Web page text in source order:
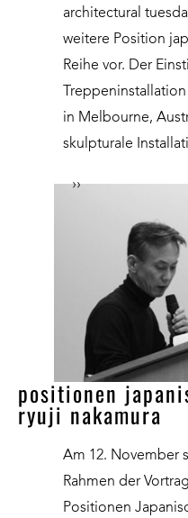
architectural
weitere Position
Reihe vor. Der
in Melbourne,
skulpturale
››
positionen
ryuji nakamura
Am 12. November
Rahmen der
Positionen